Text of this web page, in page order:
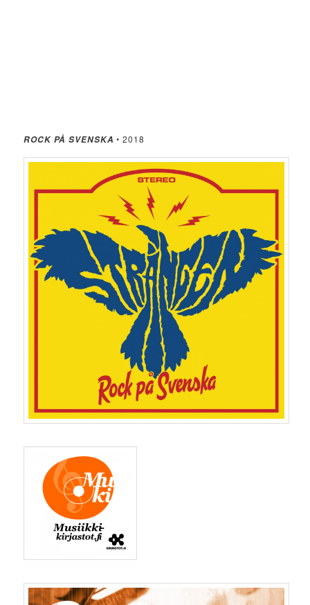
ROCK PÅ SVENSKA • 2018